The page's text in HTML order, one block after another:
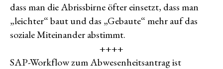
dass man die Abrissbirne öfter einsetzt, dass man
„leichter“ baut und das „Gebaute“ mehr auf das
soziale Miteinander abstimmt.
++++
SAP-Workflow zum Abwesenheitsantrag ist